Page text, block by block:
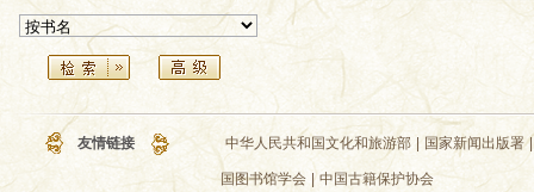
友情链接 中华人民共和国文化和旅游部 国家新闻出版署 |
国图书馆学会 | 中国古籍保护协会